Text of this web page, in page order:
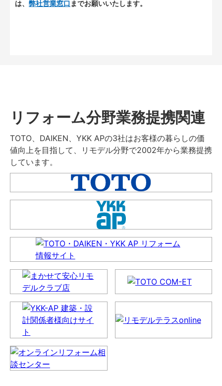
は、 弊社営業窓口 までお願いいたします。
リフォーム分野業務提携関連
TOTO、DAIKEN、YKK APの3社はお客様の暮らしの価
値向上を目指して、リモデル分野で2002年から業務提携
しています。